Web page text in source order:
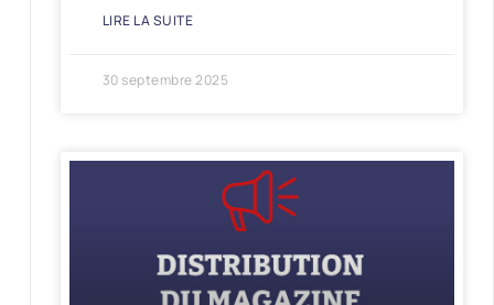
LIRE LA SUITE
30 septembre 2025